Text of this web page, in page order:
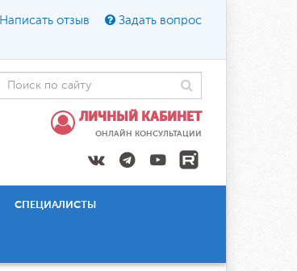
Написать отзыв Задать вопрос
ЛИЧНЫЙ КАБИНЕТ
ОНЛАЙН КОНСУЛЬТАЦИИ
СПЕЦИАЛИСТЫ